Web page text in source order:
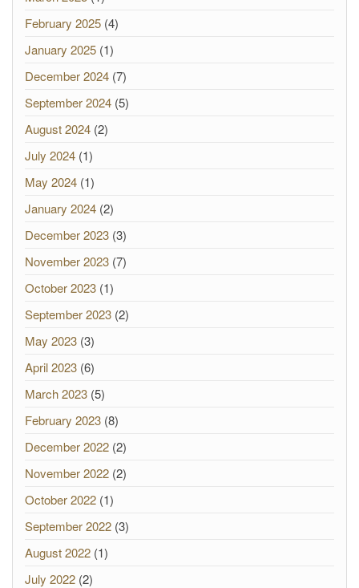
February 2025 (4)
January 2025 (1)
December 2024 (7)
September 2024 (5)
August 2024 (2)
July 2024 (1)
May 2024 (1)
January 2024 (2)
December 2023 (3)
November 2023 (7)
October 2023 (1)
September 2023 (2)
May 2023 (3)
April 2023 (6)
March 2023 (5)
February 2023 (8)
December 2022 (2)
November 2022 (2)
October 2022 (1)
September 2022 (3)
August 2022 (1)
July 2022 (2)